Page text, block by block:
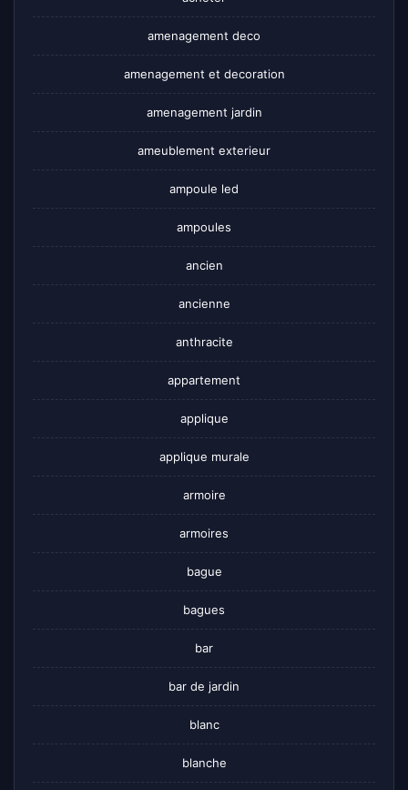
amenagement deco
amenagement et decoration
amenagement jardin
ameublement exterieur
ampoule led
ampoules
ancien
ancienne
anthracite
appartement
applique
applique murale
armoire
armoires
bague
bagues
bar
bar de jardin
blanc
blanche